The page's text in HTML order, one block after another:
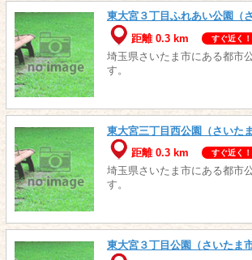
東大宮３丁目ふれあい公園（
距離 0.3 km
すぐ近く！
埼玉県さいたま市にある都市
す。
東大宮三丁目西公園（さいたま
距離 0.3 km
すぐ近く！
埼玉県さいたま市にある都市
す。
東大宮３丁目公園（さいたま市